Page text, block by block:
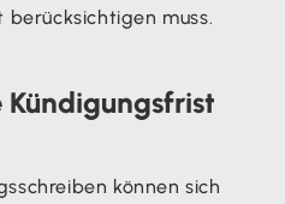
muss.
Kündigungsfrist
können sich